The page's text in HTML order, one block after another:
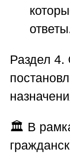
Раздел 4.
🏛️ В